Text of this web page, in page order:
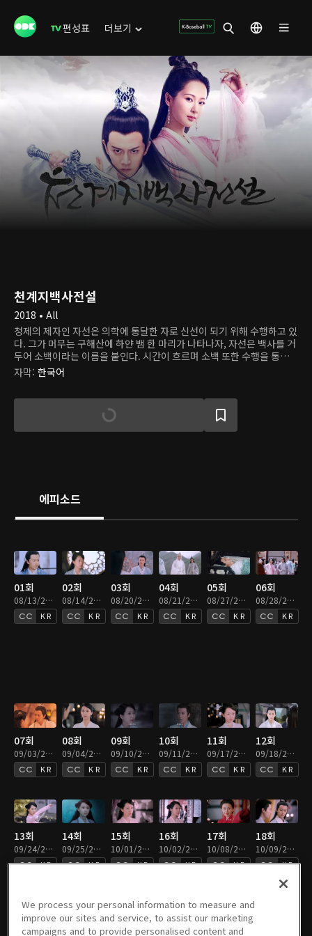
편성표 더보기
천계지백사전설
2018 • All
청제의 제자인 자선은 의학에 통달한 자로 신선이 되기 위해 수행하고 있
다. 그가 머무는 구해산에 하얀 뱀 한 마리가 나타나자, 자선은 백사를 거
두어 소백이라는 이름을 붙인다. 시간이 흐르며 소백 또한 수행을 통해
소녀로 변신할 수 있게 된다. 그러던 어느 날, 용왕의 아들 도철이 고대 괴
물인 흑교룡을 소환하여 세상을 혼란에 빠뜨린다. 자선과 그의 벗 능초는
희생한다. 그의 혼백이 사라지기 전, 지선은 소백에게 백요요라는 이름
을 주고 행복하게 살아야 한다고 당부한다. 하지만, 백요요는 사라진 자
선의 혼백을 불러 모으기 위해 천 년 동안 고군분투하고 있다. 백요요는
자막: 한국어
에피소드
01회
08/13/2021 • 46분
KR
02회
08/14/2021 • 46분
KR
03회
08/20/2021 • 46분
KR
04회
08/21/2021 • 46분
KR
05회
08/27/2021 • 46분
KR
06회
08/28/2021 • 46분
KR
07회
09/03/2021 • 46분
KR
08회
09/04/2021 • 46분
KR
09회
09/10/2021 • 46분
KR
10회
09/11/2021 • 46분
KR
11회
09/17/2021 • 46분
KR
12회
09/18/2021 • 46분
KR
13회
09/24/2021 • 46분
KR
14회
09/25/2021 • 46분
KR
15회
10/01/2021 • 46분
KR
16회
10/02/2021 • 46분
KR
17회
10/08/2021 • 46분
KR
18회
10/09/2021 • 43분
KR
19회 20회 21회 22회 23회
We process your personal information to measure and
improve our sites and service, to assist our marketing
campaigns and to provide personalised content and